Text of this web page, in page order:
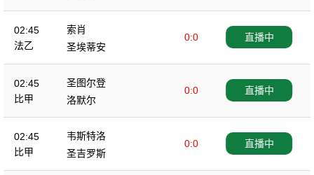
02:45
法乙
索肖
0:0
圣埃蒂安
直播中
02:45
比甲
圣图尔登
0:0
洛默尔
直播中
02:45
比甲
韦斯特洛
0:0
圣吉罗斯
直播中